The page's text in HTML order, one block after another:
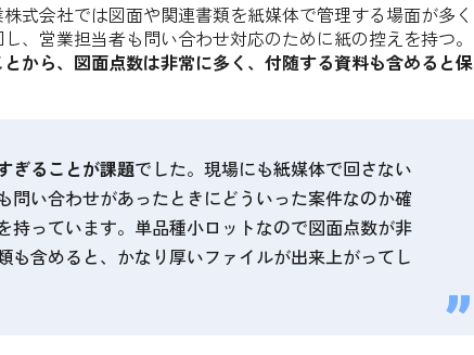
式会社では図面や関連書類を紙媒体で管理する場面が多く
、営業担当者も問い合わせ対応のために紙の控えを持つ。
から、図面点数は非常に多く、付随する資料も含めると保
ぎることが課題でした。現場にも紙媒体で回さない
問い合わせがあったときにどういった案件なのか確
持っています。単品種小ロットなので図面点数が非
も含めると、かなり厚いファイルが出来上がってし